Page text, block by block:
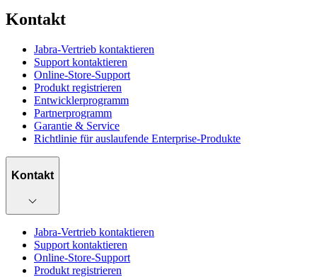
Kontakt
Jabra-Vertrieb kontaktieren
Support kontaktieren
Online-Store-Support
Produkt registrieren
Entwicklerprogramm
Partnerprogramm
Garantie & Service
Richtlinie für auslaufende Enterprise-Produkte
Kontakt
Jabra-Vertrieb kontaktieren
Support kontaktieren
Online-Store-Support
Produkt registrieren